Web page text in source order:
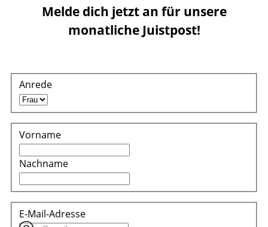
Melde dich jetzt an für unsere
monatliche Juistpost!
Anrede
Vorname
Nachname
E-Mail-Adresse